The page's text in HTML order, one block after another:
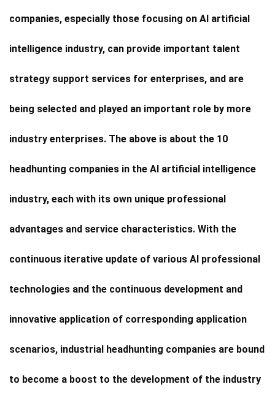
companies, especially those focusing on AI artificial
intelligence industry, can provide important talent
strategy support services for enterprises, and are
being selected and played an important role by more
industry enterprises. The above is about the 10
headhunting companies in the AI artificial intelligence
industry, each with its own unique professional
advantages and service characteristics. With the
continuous iterative update of various AI professional
technologies and the continuous development and
innovative application of corresponding application
scenarios, industrial headhunting companies are bound
to become a boost to the development of the industry